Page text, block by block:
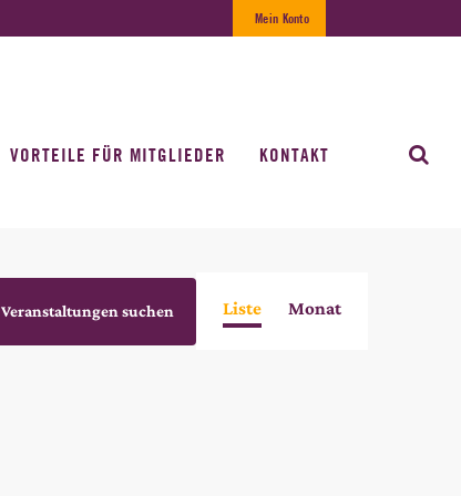
Mein Konto
VORTEILE FÜR MITGLIEDER KONTAKT
Veranstaltungen suchen
ANSICHTEN-
Liste Monat